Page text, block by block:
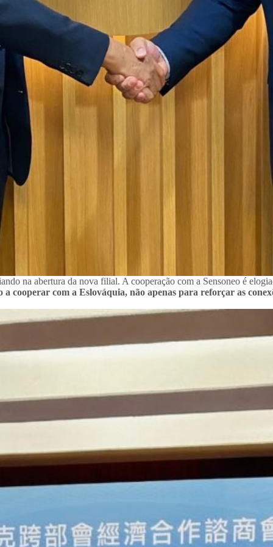
na abertura da nova filial. A cooperação com a Sensoneo é
cooperar com a Eslováquia, não apenas para reforçar as